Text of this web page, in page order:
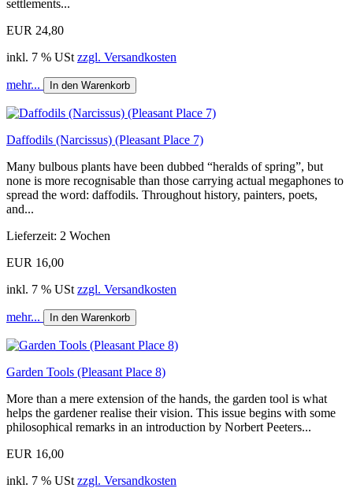
settlements...
EUR 24,80
inkl. 7 % USt zzgl. Versandkosten
mehr... In den Warenkorb
Daffodils (Narcissus) (Pleasant Place 7)
Many bulbous plants have been dubbed “heralds of spring”, but
none is more recognisable than those carrying actual megaphones to
spread the word: daffodils. Throughout history, painters, poets,
and...
Lieferzeit: 2 Wochen
EUR 16,00
inkl. 7 % USt zzgl. Versandkosten
mehr... In den Warenkorb
Garden Tools (Pleasant Place 8)
More than a mere extension of the hands, the garden tool is what
helps the gardener realise their vision. This issue begins with some
philosophical remarks in an introduction by Norbert Peeters...
EUR 16,00
inkl. 7 % USt zzgl. Versandkosten